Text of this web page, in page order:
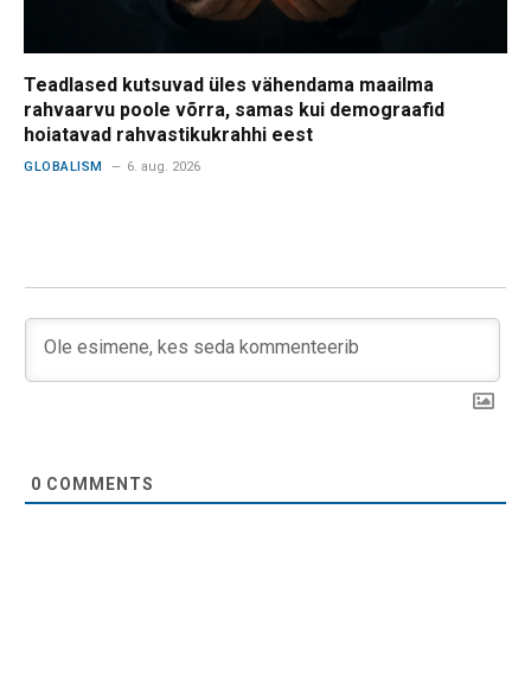
Teadlased kutsuvad üles vähendama maailma
rahvaarvu poole võrra, samas kui demograafid
hoiatavad rahvastikukrahhi eest
GLOBALISM 6. aug. 2026
0 COMMENTS